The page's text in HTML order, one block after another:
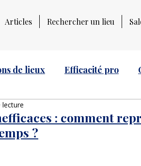
Articles Rechercher un lieu
de lieux Efficacité pro
: comment
?
lecture